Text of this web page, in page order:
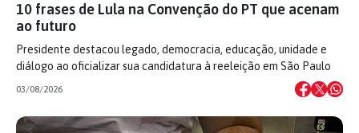
10 frases de Lula na Convenção do PT que acenam
ao futuro
Presidente destacou legado, democracia, educação, unidade e
diálogo ao oficializar sua candidatura à reeleição em São Paulo
03/08/2026